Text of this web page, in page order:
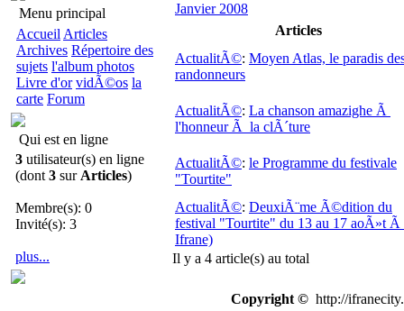
Menu principal
Accueil Articles
Archives Répertoire des
sujets l'album photos
Livre d'or vidÃ©os la
carte Forum
Qui est en ligne
3 utilisateur(s) en ligne
(dont 3 sur Articles)
Membre(s): 0
Invité(s): 3
plus...
Janvier 2008
Articles
ActualitÃ©: Moyen Atlas, le paradis
randonneurs
ActualitÃ©: La chanson amazighe Ã
l'honneur Ã la clÃ´ture
ActualitÃ©: le Programme du festivale
"Tourtite"
ActualitÃ©: DeuxiÃ¨me Ã©dition du
festival "Tourtite" du 13 au 17 aoÃ»t Ã
Ifrane)
Il y a 4 article(s) au total
Copyright ©http://